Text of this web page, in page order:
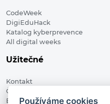
CodeWeek
DigiEduHack
Katalog kyberprevence
All digital weeks
Užitečné
Kontakt
Členské organizace
BlogPoužíváme cookies